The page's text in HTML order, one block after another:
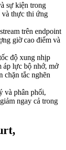
sự kiện trong
và thực thi ứng
trên endpoint
giờ cao điểm và
độ xung nhịp
áp lực bộ nhớ, mở
chặn tắc nghẽn
và phân phối,
ngay cả trong